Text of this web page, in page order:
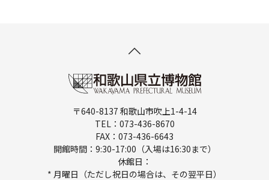
〒640-8137 和歌山市吹上1-4-14
TEL：073-436-8670
FAX：073-436-6643
開館時間：9:30-17:00（入場は16:30まで）
休館日：
* 月曜日（ただし祝日の場合は、その翌平日）